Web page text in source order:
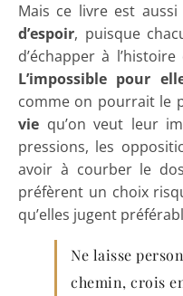
Mais ce livre est aussi
d’espoir, puisque
d’échapper à
L’impossible pour
comme on pourrait le
vie qu’on veut leur
pressions, les
avoir à courber le
préfèrent un choix
qu’elles jugent
Ne laisse
chemin, crois